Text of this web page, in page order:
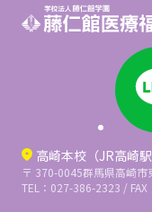
高崎本校（JR高崎
〒 370-0045群馬県高崎市
TEL：027-386-2323 /